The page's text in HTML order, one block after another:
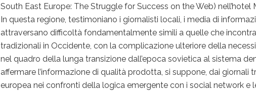
South East Europe: The Struggle for Success on the Web)
In questa regione, testimoniano i giornalisti locali, i media di
attraversano difficoltà fondamentalmente simili a quelle che
tradizionali in Occidente, con la complicazione ulteriore della
nel quadro della lunga transizione dall’epoca sovietica al sistema
affermare l’informazione di qualità prodotta, si suppone, dai giornali
europea nei confronti della logica emergente con i social network e